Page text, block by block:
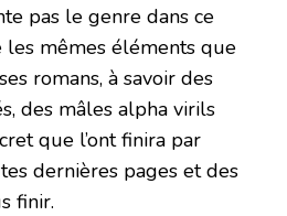
pas le genre dans ce
les mêmes éléments que
romans, à savoir des
des mâles alpha virils
que l’ont finira par
dernières pages et des
finir.